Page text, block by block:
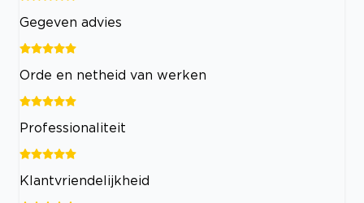
Gegeven advies
Orde en netheid van werken
Professionaliteit
Klantvriendelijkheid